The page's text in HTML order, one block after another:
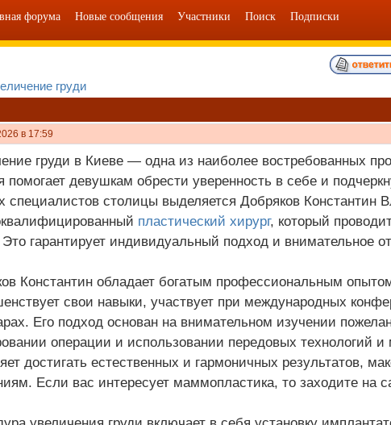
форума Новые сообщения Участники Поиск Подписки
груди
в 17:59
груди в Киеве — одна из наиболее востребованных
помогает девушкам обрести уверенность в себе и
специалистов столицы выделяется Добряков
пластический хирург, который
гарантирует индивидуальный подход и внимательное
Константин обладает богатым профессиональным
свои навыки, участвует при международных
Его подход основан на внимательном изучении
операции и использовании передовых технологий и
достигать естественных и гармоничных результатов,
Если вас интересует маммопластика, то заходите на